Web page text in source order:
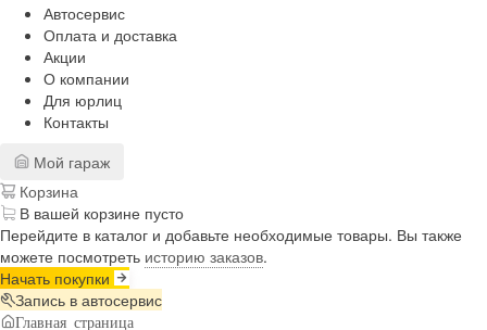
Автосервис
Оплата и доставка
Акции
О компании
Для юрлиц
Контакты
Мой гараж
Корзина
В вашей корзине пусто
Перейдите в каталог и добавьте необходимые товары. Вы также
можете посмотреть историю заказов.
Начать покупки
Запись в автосервис
Главная страница